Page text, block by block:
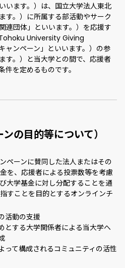
います。）は、国立大学法人東北
す。）に所属する部活動やサーク
連団体」といいます。）を応援す
University Giving
ャンペーン」といいます。）の参
す。）と当大学との間で、応援者
を定めるものです。
の目的等について）
ペーンに賛同した法人またはその
を、応援者による投票数等を考慮
大学基金に対し分配することを通
すことを目的とするオンラインチ
活動の支援
とする大学関係者による当大学へ
って構成されるコミュニティの活性